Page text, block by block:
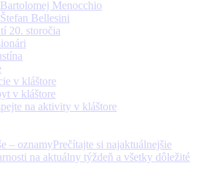
Menocchio
Bellesini
20. storočia
v kláštore
v kláštore
na aktivity v kláštore
– oznamyPrečítajte si najaktuálnejšie
na aktuálny týždeň a všetky dôležité